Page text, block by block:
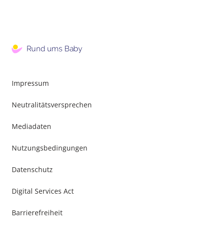
Impressum
Neutralitätsversprechen
Mediadaten
Nutzungsbedingungen
Datenschutz
Digital Services Act
Barrierefreiheit